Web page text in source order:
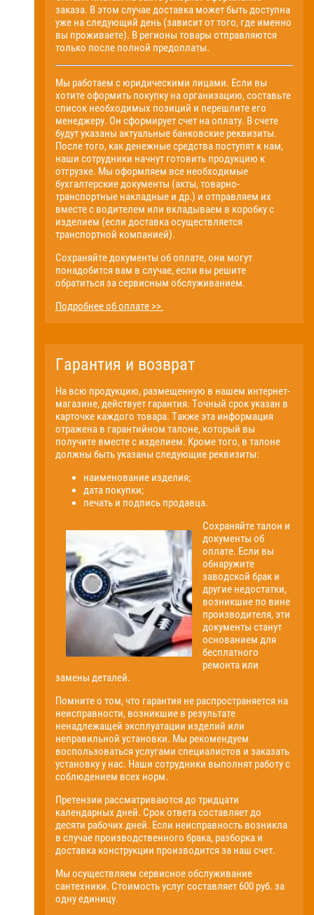
заказа. В этом случае доставка может быть доступна
уже на следующий день (зависит от того, где именно
вы проживаете). В регионы товары отправляются
только после полной предоплаты.
Мы работаем с юридическими лицами. Если вы
хотите оформить покупку на организацию, составьте
список необходимых позиций и перешлите его
менеджеру. Он сформирует счет на оплату. В счете
будут указаны актуальные банковские реквизиты.
После того, как денежные средства поступят к нам,
наши сотрудники начнут готовить продукцию к
отгрузке. Мы оформляем все необходимые
бухгалтерские документы (акты, товарно-
транспортные накладные и др.) и отправляем их
вместе с водителем или вкладываем в коробку с
изделием (если доставка осуществляется
транспортной компанией).
Сохраняйте документы об оплате, они могут
понадобится вам в случае, если вы решите
обратиться за сервисным обслуживанием.
Подробнее об оплате >>
Гарантия и возврат
На всю продукцию, размещенную в нашем интернет-
магазине, действует гарантия. Точный срок указан в
карточке каждого товара. Также эта информация
отражена в гарантийном талоне, который вы
получите вместе с изделием. Кроме того, в талоне
должны быть указаны следующие реквизиты:
наименование изделия;
дата покупки;
печать и подпись продавца.
Сохраняйте талон и
документы об
оплате. Если вы
обнаружите
заводской брак и
другие недостатки,
возникшие по вине
производителя, эти
документы станут
основанием для
бесплатного
ремонта или
замены деталей.
Помните о том, что гарантия не распространяется на
неисправности, возникшие в результате
ненадлежащей эксплуатации изделий или
неправильной установки. Мы рекомендуем
воспользоваться услугами специалистов и заказать
установку у нас. Наши сотрудники выполнят работу с
соблюдением всех норм.
Претензии рассматриваются до тридцати
календарных дней. Срок ответа составляет до
десяти рабочих дней. Если неисправность возникла
в случае производственного брака, разборка и
доставка конструкции производится за наш счет.
Мы осуществляем сервисное обслуживание
сантехники. Стоимость услуг составляет 600 руб. за
одну единицу.